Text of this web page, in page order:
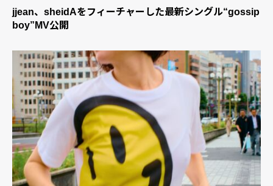
jjean、sheidAをフィーチャーした最新シングル“gossip
boy”MV公開